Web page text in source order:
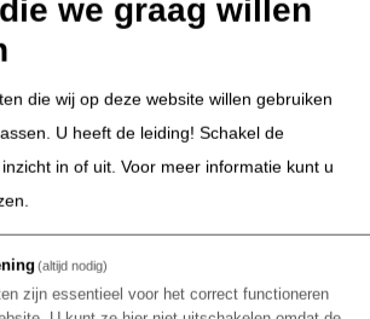
Je bereikt ze vaak via trappen die
kliffen naar beneden leiden.
(Dolfijnenbaai):De naam zegt
om te zwemmen, kajakken of
dolfijnen nieuwsgierig om je heen
water maakt dit een perfect
Een prachtig, breed strand net
we graag willen
die wij op deze website willen gebruiken
U heeft de leiding! Schakel de
in of uit. Voor meer informatie kunt u
(altijd nodig)
zijn essentieel voor het correct functioneren